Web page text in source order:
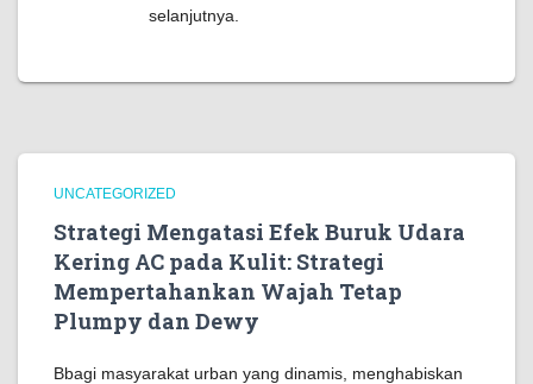
selanjutnya.
UNCATEGORIZED
Strategi Mengatasi Efek Buruk Udara
Kering AC pada Kulit: Strategi
Mempertahankan Wajah Tetap
Plumpy dan Dewy
Bbagi masyarakat urban yang dinamis, menghabiskan